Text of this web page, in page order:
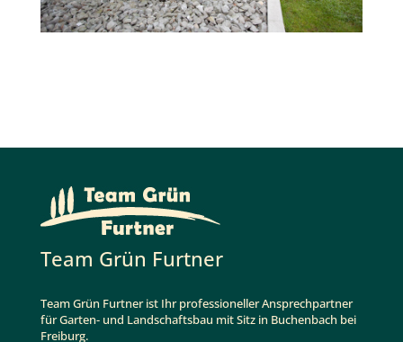
Team Grün Furtner
Team Grün Furtner ist Ihr professioneller Ansprechpartner
für Garten- und Landschaftsbau mit Sitz in Buchenbach bei
Freiburg.